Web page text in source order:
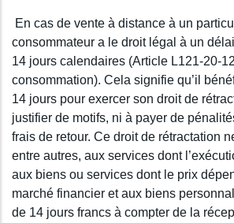
En cas de vente à distance à un
consommateur a le droit légal à un
14 jours calendaires (Article L121-20-
consommation). Cela signifie qu’il
14 jours pour exercer son droit de
justifier de motifs, ni à payer de
frais de retour. Ce droit de rétractation
entre autres, aux services dont
aux biens ou services dont le prix
marché financier et aux biens
de 14 jours francs à compter de la